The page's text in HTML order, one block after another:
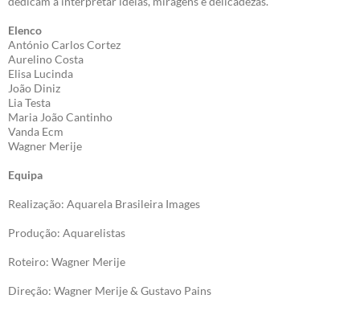
Elenco
António Carlos Cortez
Aurelino Costa
Elisa Lucinda
João Diniz
Lia Testa
Maria João Cantinho
Vanda Ecm
Wagner Merije
Equipa
Realização: Aquarela Brasileira Images
Produção: Aquarelistas
Roteiro: Wagner Merije
Direção: Wagner Merije & Gustavo Pains